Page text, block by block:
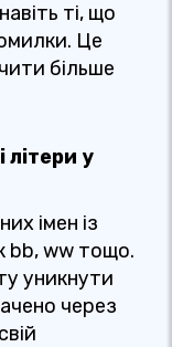
ті, що
Це
більше
у
імен із
bb, ww тощо.
уникнути
через